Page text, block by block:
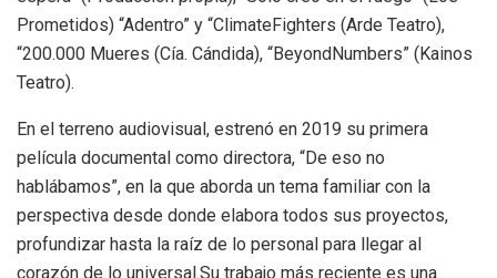
Prometidos) “Adentro” y “ClimateFighters (Arde Teatro),
“200.000 Mueres (Cía. Cándida), “BeyondNumbers” (Kainos
Teatro).
En el terreno audiovisual, estrenó en 2019 su primera
película documental como directora, “De eso no
hablábamos”, en la que aborda un tema familiar con la
perspectiva desde donde elabora todos sus proyectos,
profundizar hasta la raíz de lo personal para llegar al
corazón de lo universal.Su trabajo más reciente es una